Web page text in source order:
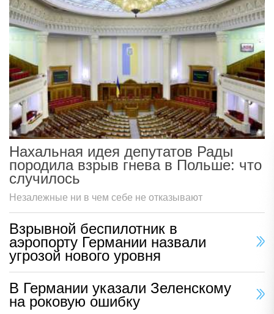
Нахальная идея депутатов Рады
породила взрыв гнева в Польше: что
случилось
Незалежные ни в чем себе не отказывают
Взрывной беспилотник в
аэропорту Германии назвали
угрозой нового уровня
В Германии указали Зеленскому
на роковую ошибку